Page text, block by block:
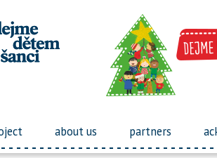
about us partners